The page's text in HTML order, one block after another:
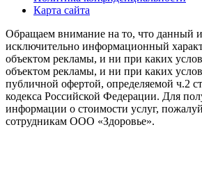
Карта сайта
Обращаем внимание на то, что данный
исключительно информационный
объектом рекламы, и ни при каких
объектом рекламы, и ни при каких
публичной офертой, определяемой ч.2
кодекса Российской Федерации. Для
информации о стоимости услуг,
сотрудникам ООО «Здоровье».